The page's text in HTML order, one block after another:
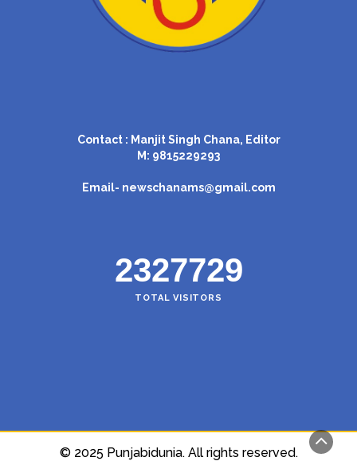
Contact : Manjit Singh Chana, Editor
M: 9815229293
Email- newschanams@gmail.com
2327729
TOTAL VISITORS
© 2025 Punjabidunia. All rights reserved.